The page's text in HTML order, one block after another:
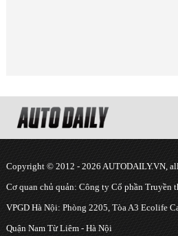
Copyright © 2012 - 2026 AUTODAILY.VN, all
Cơ quan chủ quản: Công ty Cổ phần Truyền
VPGD Hà Nội: Phòng 2205, Tòa A3 Ecolife
Quận Nam Từ Liêm - Hà Nội